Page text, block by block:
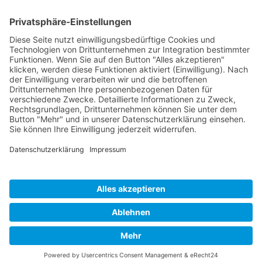
die Summe aus 8 und 5?
Ich habe dieDatenschutzerklärung
gelesen und akzeptiere*
* Pflichtfelder
WERDEN SIEBVK-MITGLIED!
Profitieren Sie von exklusiven Masterclasses,
wertvollem Networking und umfassender
Markttransparenz